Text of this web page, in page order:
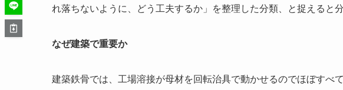
れ落ちないように、どう工夫するか」を整理した分類、と捉えると分
なぜ建築で重要か
建築鉄骨では、工場溶接が母材を回転治具で動かせるのでほぼすべ